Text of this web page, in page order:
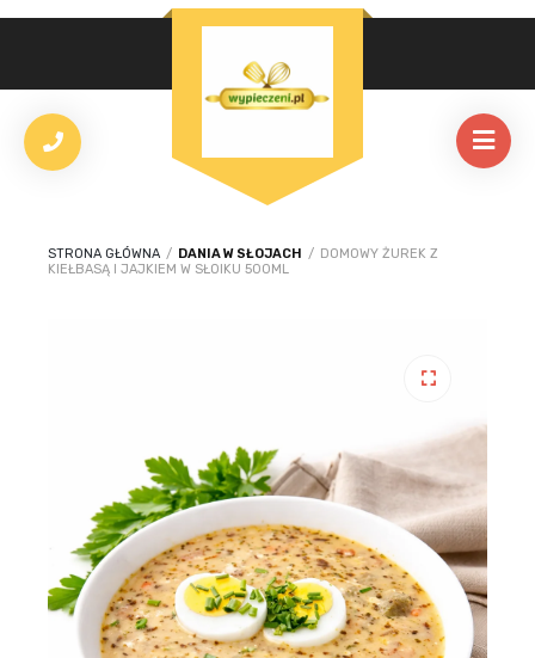
STRONA GŁÓWNA / DANIA W SŁOJACH / DOMOWY ŻUREK Z
KIEŁBASĄ I JAJKIEM W SŁOIKU 500ML